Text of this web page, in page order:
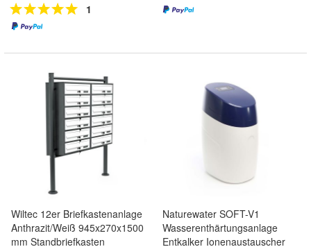
1
Wiltec 12er Briefkastenanlage
Anthrazit/Weiß 945x270x1500
mm Standbriefkasten
Naturewater SOFT-V1
Wasserenthärtungsanlage
Entkalker Ionenaustauscher